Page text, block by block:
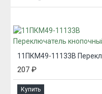
207 ₽
Купить